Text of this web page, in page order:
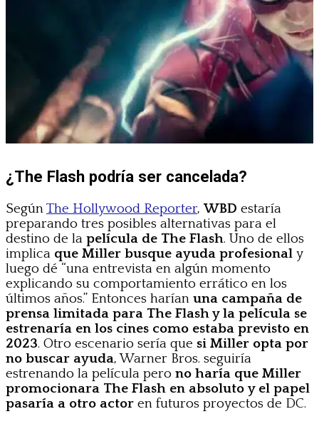
¿The Flash podría ser cancelada?
SegúnThe Hollywood Reporter,WBD estaría
preparando tres posibles alternativas para el
destino de la película de The Flash. Uno de ellos
implica que Miller busque ayuda profesional y
luego dé “una entrevista en algún momento
explicando su comportamiento errático en los
últimos años.” Entonces harían una campaña de
prensa limitada para The Flash y la película se
estrenaría en los cines como estaba previsto en
2023. Otro escenario sería que si Miller opta por
no buscar ayuda, Warner Bros. seguiría
estrenando la película pero no haría que Miller
promocionara The Flash en absoluto y el papel
pasaría a otro actor en futuros proyectos de DC.